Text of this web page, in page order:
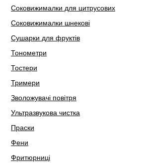
Соковижималки для цитрусових
Соковижималки шнекові
Сушарки для фруктів
Тонометри
Тостери
Тримери
Зволожувачі повітря
Ультразвукова чистка
Праски
Фени
Фритюрниці